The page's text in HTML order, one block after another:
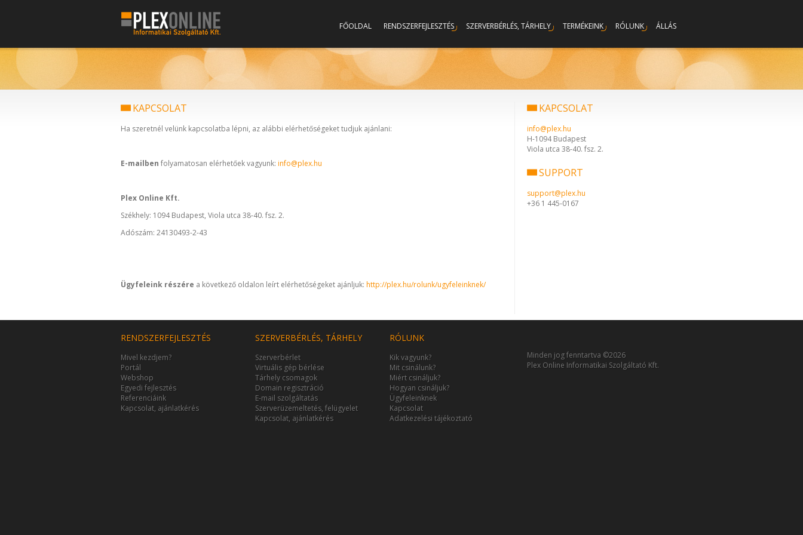
FŐOLDAL RENDSZERFEJLESZTÉS SZERVERBÉRLÉS, TÁRHELY TERMÉKEINK RÓLUNK ÁLLÁS
KAPCSOLAT
Ha szeretnél velünk kapcsolatba lépni, az alábbi elérhetőségeket tudjuk ajánlani:
E-mailben folyamatosan elérhetőek vagyunk: info@plex.hu
Plex Online Kft.
Székhely: 1094 Budapest, Viola utca 38-40. fsz. 2.
Adószám: 24130493-2-43
Ügyfeleink részére a következő oldalon leírt elérhetőségeket ajánljuk: http://plex.hu/rolunk/ugyfeleinknek/
KAPCSOLAT
info@plex.hu
H-1094 Budapest
Viola utca 38-40. fsz. 2.
SUPPORT
support@plex.hu
+36 1 445-0167
RENDSZERFEJLESZTÉS
Mivel kezdjem?
Portál
Webshop
Egyedi fejlesztés
Referenciáink
Kapcsolat, ajánlatkérés
SZERVERBÉRLÉS, TÁRHELY
Szerverbérlet
Virtuális gép bérlése
Tárhely csomagok
Domain regisztráció
E-mail szolgáltatás
Szerverüzemeltetés, felügyelet
Kapcsolat, ajánlatkérés
RÓLUNK
Kik vagyunk?
Mit csinálunk?
Miért csináljuk?
Hogyan csináljuk?
Ügyfeleinknek
Kapcsolat
Adatkezelési tájékoztató
Minden jog fenntartva ©2026
Plex Online Informatikai Szolgáltató Kft.